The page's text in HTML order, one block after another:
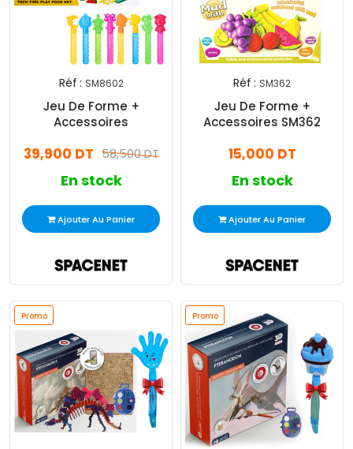
Réf : SM8602
Jeu De Forme +
Accessoires
58,500 DT
39,900 DT
En stock
Ajouter Au Panier
Réf : SM362
Jeu De Forme +
Accessoires SM362
15,000 DT
En stock
Ajouter Au Panier
Promo Promo